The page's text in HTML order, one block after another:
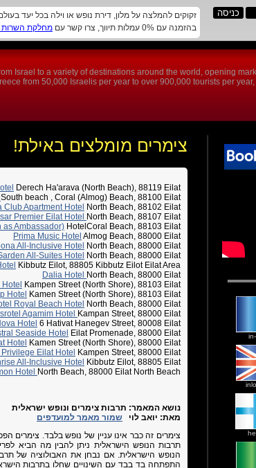
זקוקים להמלצה על מלון, דירת נופש או וילה בכל יעד
בהזמנה עם 0% עמלות תיווך, צרו קשר עם
מחלקת השרות
Israel to a variety of destinations around the world, opening
from 50,000 Israelis per year to over 900,000 tourists per
צימרים מומלצים באילת!
Derech Ha'arava (North Beach), 88119 Eilat
South beach , Coral (Almog) Beach, 88100 Eilat
Club Apartment Hotel North Beach, 88102 Eilat
Premier Eilat Hotel North Beach, 88107 Eilat
as Ambassador) HotelCoral Beach, 88103 Eilat
Prima Music Hotel Almog Beach, 88000 Eilat
All-Inclusive Hotel North Beach, 88000 Eilat
All-Suites Hotel North Beach, 88000 Eilat
Kibbutz Eilot, 88805 Kibbutz Eilot Eilat Area
Dalia Hotel North Beach, 88000 Eilat
Hotel Kampen Street (North Shore), 88103 Eilat
Hotel Kamen Street (North Shore), 88103 Eilat
Royal Beach Hotel North Beach, 88000 Eilat
Agamim Hotel Kampan Street, 88000 Eilat
Hotel 6 Hativat Hanegev Street, 80008 Eilat
Seaside Hotel Eilat Promenade, 88000 Eilat
Hotel Kamen Street (North Shore), 88000 Eilat
Eilat Hotel Kampen Street, 88000 Eilat
All-Inclusive Hotel Kibbutz Eilot, 88805 Eilat
Hotel North Beach, 88000 Eilat North Beach
נושא המאמר: תרבות צימרים ונופש ישראלית
מאת: יואב לוי שמור מאמר למועדפים
צימרים זה כבר אינו עניין של נופש בלבד. צימרים
תרבות הנופש הישראלית ניתן להבין מה הביא
הנופש הישראלית. אם נבחן את האבולוציה של